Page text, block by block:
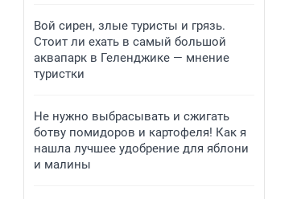
Вой сирен, злые туристы и грязь.
Стоит ли ехать в самый большой
аквапарк в Геленджике — мнение
туристки
Не нужно выбрасывать и сжигать
ботву помидоров и картофеля! Как я
нашла лучшее удобрение для яблони
и малины